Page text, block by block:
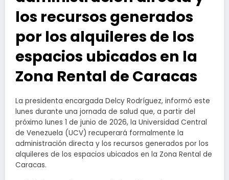
los recursos generados
por los alquileres de los
espacios ubicados en la
Zona Rental de Caracas
La presidenta encargada Delcy Rodríguez, informó este
lunes durante una jornada de salud que, a partir del
próximo lunes 1 de junio de 2026, la Universidad Central
de Venezuela (UCV) recuperará formalmente la
administración directa y los recursos generados por los
alquileres de los espacios ubicados en la Zona Rental de
Caracas.